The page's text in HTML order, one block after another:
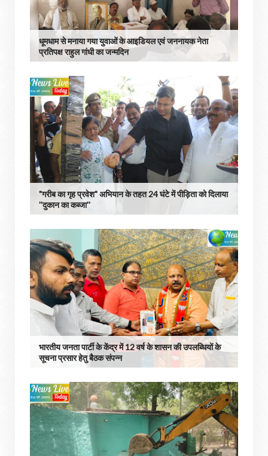
धूमधाम से मनाया गया युवाओं के आइडियल एवं जननायक नेता
प्रतिपक्ष राहुल गांधी का जन्मदिन
"गरीब का गृह प्रवेश" अभियान के तहत 24 घंटे में पीड़िता को दिलाया
''दुकान का कब्जा''
भारतीय जनता पार्टी के केंद्र में 12 वर्ष के शासन की उपलब्धियों के
सूचना प्रसार हेतु बैठक संपन्न